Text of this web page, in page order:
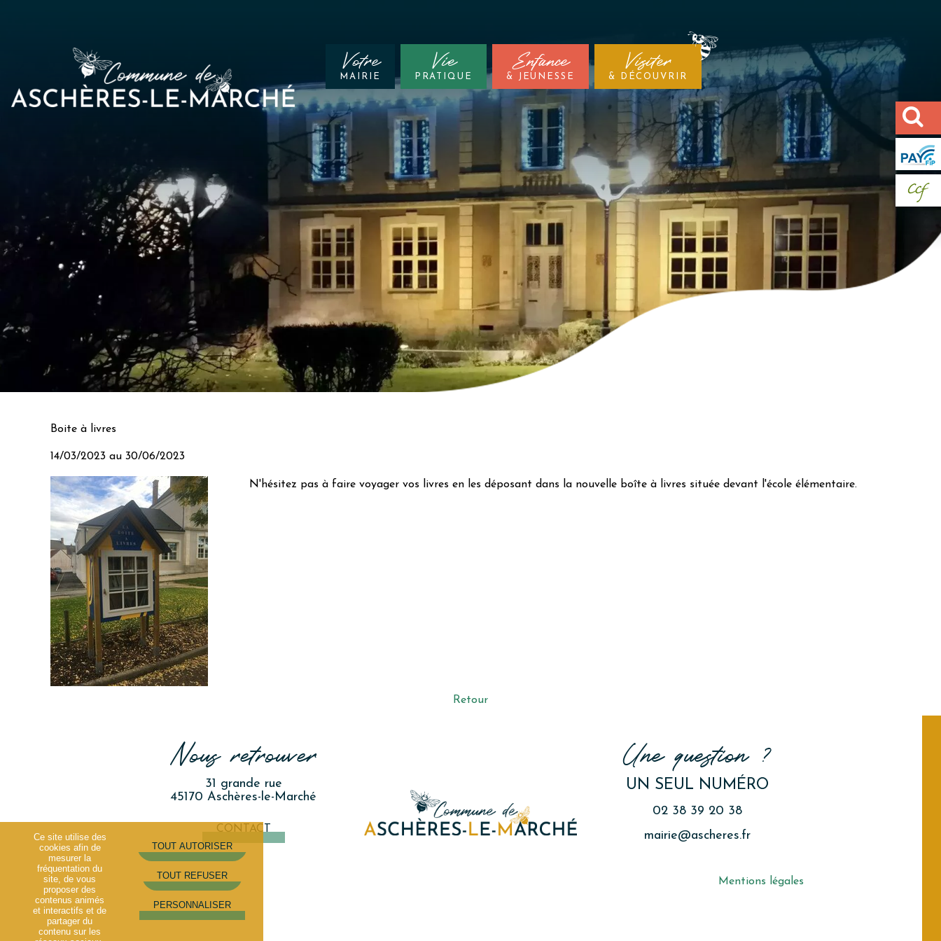
Votre
MAIRIE
Vie
PRATIQUE
Enfance
& JEUNESSE
Visiter
& DÉCOUVRIR
Boite à livres
14/03/2023 au 30/06/2023
N'hésitez pas à faire voyager vos livres en les déposant dans la nouvelle boîte à livres située devant l'école élémentaire.
Retour
Nous retrouver
31 grande rue
45170 Aschères-le-Marché
CONTACT
Une question ?
UN SEUL NUMÉRO
02 38 39 20 38
mairie@ascheres.fr
Mentions légales
Ce site utilise des
cookies afin de
mesurer la
fréquentation du
site, de vous
proposer des
contenus animés
et interactifs et de
partager du
contenu sur les
PERSONNALISER